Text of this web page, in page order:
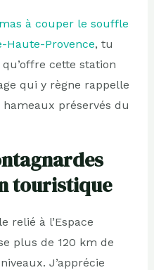
à couper le souffle
Haute-Provence, tu
cette station
qui y règne rappelle
préservés du
touristique
relié à l’Espace
plus de 120 km de
J’apprécie